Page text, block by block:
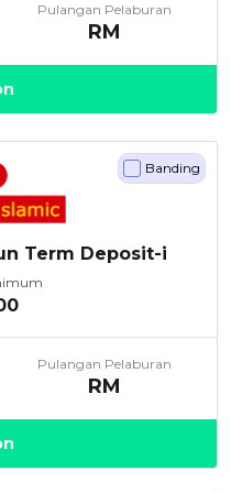
Pulangan Pelaburan
RM
Term Deposit-i
Pulangan Pelaburan
RM
Banding